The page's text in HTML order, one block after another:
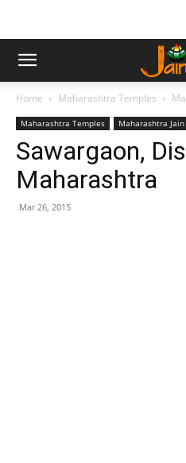
Home Maharashtra Temples
Maharashtra Temples Maharashtra
Sawargaon,
Maharashtra
Mar 26, 2015